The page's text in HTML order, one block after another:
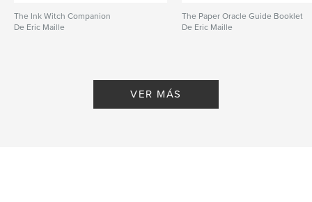
The Ink Witch Companion
De Eric Maille
The Paper Oracle Guide Booklet
De Eric Maille
VER MÁS